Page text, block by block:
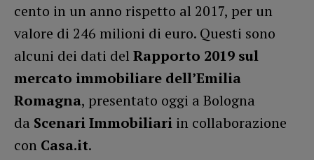
cento in un anno rispetto al 2017, per un
valore di 246 milioni di euro. Questi sono
alcuni dei dati del Rapporto 2019 sul
mercato immobiliare dell’Emilia
Romagna, presentato oggi a Bologna
da Scenari Immobiliari in collaborazione
con Casa.it.